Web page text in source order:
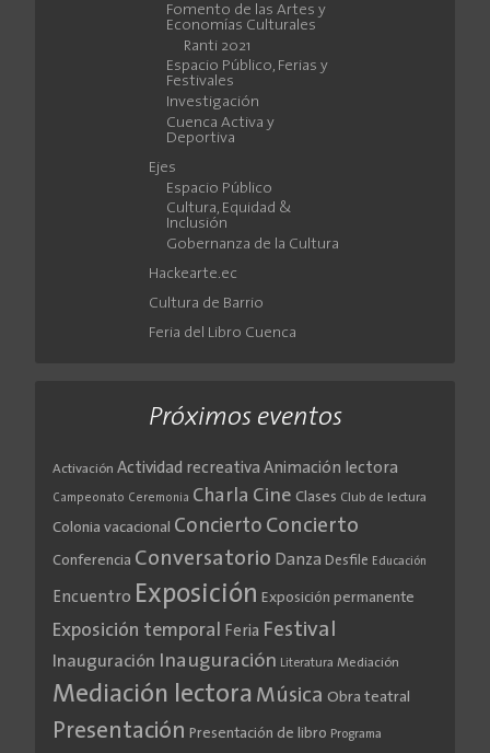
Fomento de las Artes y
Economías Culturales
Ranti 2021
Espacio Público, Ferias y
Festivales
Investigación
Cuenca Activa y
Deportiva
Ejes
Espacio Público
Cultura, Equidad &
Inclusión
Gobernanza de la Cultura
Hackearte.ec
Cultura de Barrio
Feria del Libro Cuenca
Próximos eventos
Activación Actividad recreativa Animación lectora
Campeonato Ceremonia Charla Cine Clases Club de lectura
Colonia vacacional Concierto Concierto
Conferencia Conversatorio Danza Desfile Educación
Encuentro Exposición Exposición permanente
Exposición temporal Feria Festival
Inauguración Inauguración Literatura Mediación
Mediación lectora Música Obra teatral
Presentación Presentación de libro Programa